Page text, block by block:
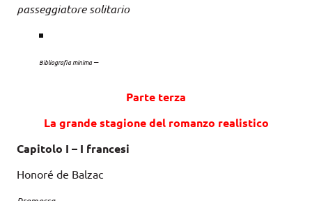
passeggiatore solitario
Bibliografia minima–
Parte terza
La grande stagione del romanzo realistico
Capitolo I – I francesi
Honoré de Balzac